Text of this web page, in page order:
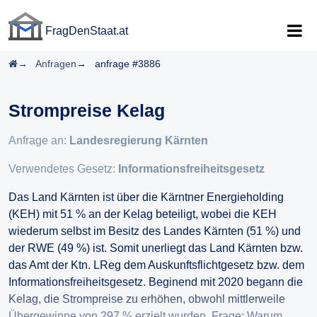
FragDenStaat.at
Startseite
Anfragen anfrage #3886
Strompreise Kelag
Anfrage an: Landesregierung Kärnten
Verwendetes Gesetz: Informationsfreiheitsgesetz
Das Land Kärnten ist über die Kärntner Energieholding
(KEH) mit 51 % an der Kelag beteiligt, wobei die KEH
wiederum selbst im Besitz des Landes Kärnten (51 %) und
der RWE (49 %) ist. Somit unerliegt das Land Kärnten bzw.
das Amt der Ktn. LReg dem Auskunftsflichtgesetz bzw. dem
Informationsfreiheitsgesetz. Beginend mit 2020 begann die
Kelag, die Strompreise zu erhöhen, obwohl mittlerweile